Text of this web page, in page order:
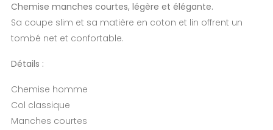
Chemise manches courtes, légère et élégante.
Sa coupe slim et sa matière en coton et lin offrent un
tombé net et confortable.
Détails :
Chemise homme
Col classique
Manches courtes